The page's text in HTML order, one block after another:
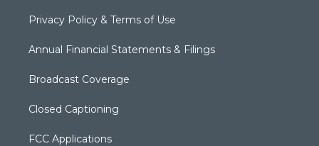
Privacy Policy & Terms of Use
Annual Financial Statements & Filings
Broadcast Coverage
Closed Captioning
FCC Applications